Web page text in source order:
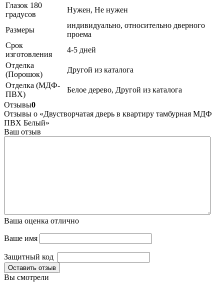
Глазок 180
градусов
Нужен, Не нужен
Размеры
индивидуально, относительно дверного
проема
Срок
изготовления
4-5 дней
Отделка
(Порошок)
Другой из каталога
Отделка (МДФ-
ПВХ)
Белое дерево, Другой из каталога
Отзывы0
Отзывы о «Двустворчатая дверь в квартиру тамбурная МДФ
ПВХ Белый»
Ваш отзыв
Ваша оценка отлично
Ваше имя
Защитный код
Оставить отзыв
Вы смотрели